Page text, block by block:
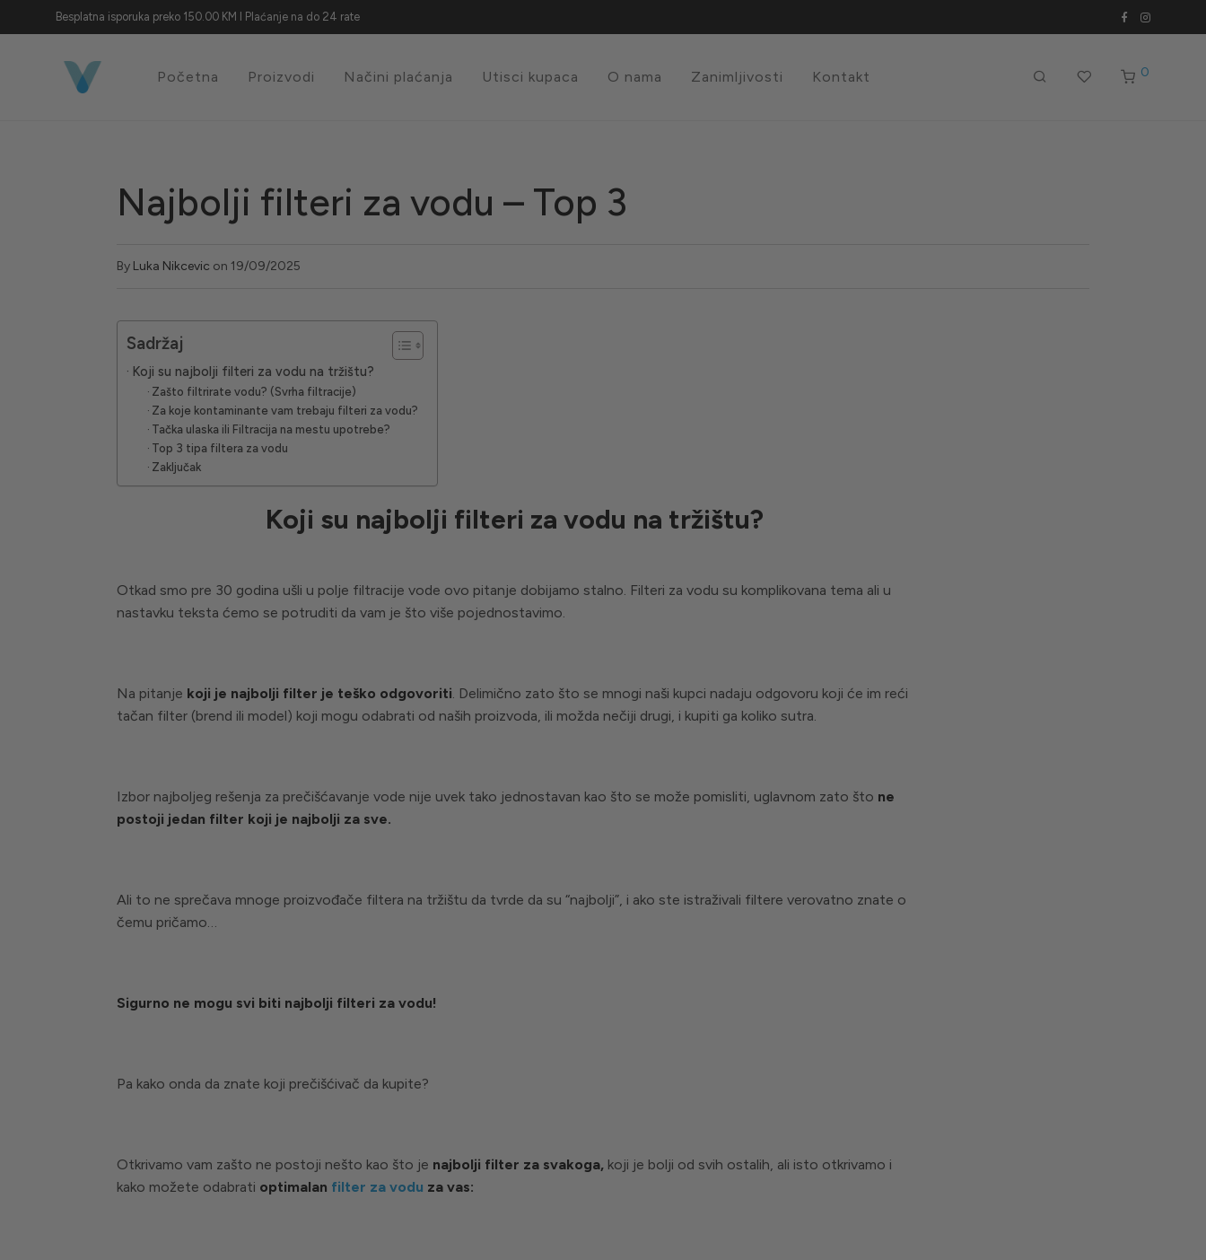
Besplatna isporuka preko 150.00 KM I Plaćanje na do 24 rate
Početna Proizvodi Načini plaćanja Utisci kupaca O nama Zanimljivosti Kontakt 0
Najbolji filteri za vodu – Top 3
By Luka Nikcevic on 19/09/2025
Sadržaj
Koji su najbolji filteri za vodu na tržištu?
Zašto filtrirate vodu? (Svrha filtracije)
Za koje kontaminante vam trebaju filteri za vodu?
Tačka ulaska ili Filtracija na mestu upotrebe?
Top 3 tipa filtera za vodu
Zaključak
Koji su najbolji filteri za vodu na tržištu?
Otkad smo pre 30 godina ušli u polje filtracije vode ovo pitanje dobijamo stalno. Filteri za vodu su komplikovana tema ali u
nastavku teksta ćemo se potruditi da vam je što više pojednostavimo.
Na pitanje koji je najbolji filter je teško odgovoriti. Delimično zato što se mnogi naši kupci nadaju odgovoru koji će im reći
tačan filter (brend ili model) koji mogu odabrati od naših proizvoda, ili možda nečiji drugi, i kupiti ga koliko sutra.
Izbor najboljeg rešenja za prečišćavanje vode nije uvek tako jednostavan kao što se može pomisliti, uglavnom zato što ne
postoji jedan filter koji je najbolji za sve.
Ali to ne sprečava mnoge proizvođače filtera na tržištu da tvrde da su “najbolji”, i ako ste istraživali filtere verovatno znate o
čemu pričamo…
Sigurno ne mogu svi biti najbolji filteri za vodu!
Pa kako onda da znate koji prečišćivač da kupite?
Otkrivamo vam zašto ne postoji nešto kao što je najbolji filter za svakoga, koji je bolji od svih ostalih, ali isto otkrivamo i
kako možete odabrati optimalan filter za vodu za vas: